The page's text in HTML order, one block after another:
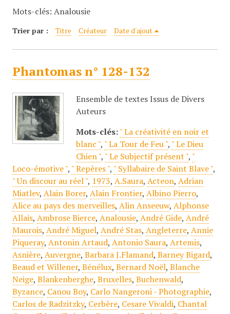
Mots-clés: Analousie
Trier par : Titre Créateur Date d'ajout
Phantomas n° 128-132
Ensemble de textes Issus de Divers
Auteurs
Mots-clés: " La créativité en noir et
blanc ", " La Tour de Feu ", " Le Dieu
Chien ", " Le Subjectif présent ", "
Loco-émotive ", " Repères ", " Syllabaire de Saint Blave ",
" Un discour au réel ", 1973, A.Saura, Acteon, Adrian
Miatlev, Alain Borer, Alain Frontier, Albino Pierro,
Alice au pays des merveilles, Alin Anseeuw, Alphonse
Allais, Ambrose Bierce, Analousie, André Gide, André
Maurois, André Miguel, André Stas, Angleterre, Annie
Piqueray, Antonin Artaud, Antonio Saura, Artemis,
Asnière, Auvergne, Barbara J.Flamand, Barney Bigard,
Beaud et Willener, Bénélux, Bernard Noël, Blanche
Neige, Blankenberghe, Bruxelles, Buchenwald,
Byzance, Canou Boy, Carlo Nangeroni - Photographie,
Carlos de Radzitzky, Cerbère, Cesare Vivaldi, Chantal